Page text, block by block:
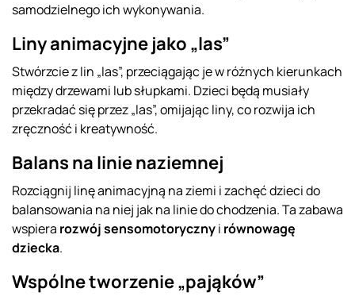
samodzielnego ich wykonywania.
Liny animacyjne jako „las”
Stwórzcie z lin „las”, przeciągając je w różnych kierunkach
między drzewami lub słupkami. Dzieci będą musiały
przekradać się przez „las”, omijając liny, co rozwija ich
zręczność i kreatywność.
Balans na linie naziemnej
Rozciągnij linę animacyjną na ziemi i zachęć dzieci do
balansowania na niej jak na linie do chodzenia. Ta zabawa
wspiera rozwój sensomotorycznyi równowagę
dziecka.
Wspólne tworzenie „pająków”